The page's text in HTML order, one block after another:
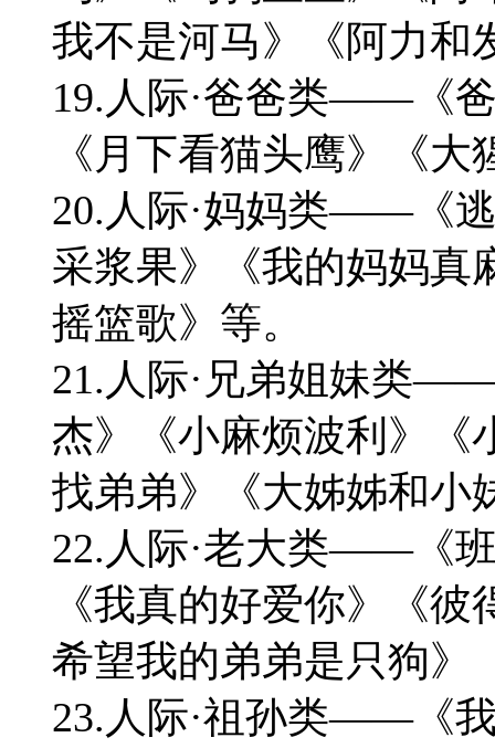
我不是河马》《阿力和
19.人际·爸爸类——《
《月下看猫头鹰》《大
20.人际·妈妈类——《
采浆果》《我的妈妈真
摇篮歌》等。
21.人际·兄弟姐妹类
杰》《小麻烦波利》《
找弟弟》《大姊姊和小
22.人际·老大类——《
《我真的好爱你》《
希望我的弟弟是只狗》
23.人际·祖孙类——《